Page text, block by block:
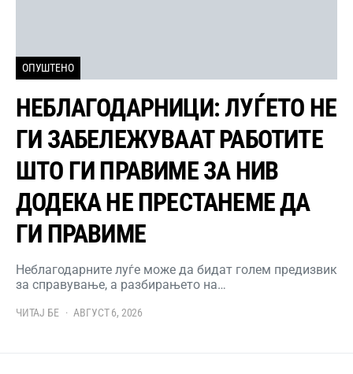
ОПУШТЕНО
НЕБЛАГОДАРНИЦИ: ЛУЃЕТО НЕ
ГИ ЗАБЕЛЕЖУВААТ РАБОТИТЕ
ШТО ГИ ПРАВИМЕ ЗА НИВ
ДОДЕКА НЕ ПРЕСТАНЕМЕ ДА
ГИ ПРАВИМЕ
Неблагодарните луѓе може да бидат голем предизвик
за справување, а разбирањето на…
ЧИТАЈ БЕ АВГУСТ 6, 2026